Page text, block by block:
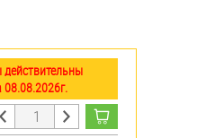
08.08.2026г.